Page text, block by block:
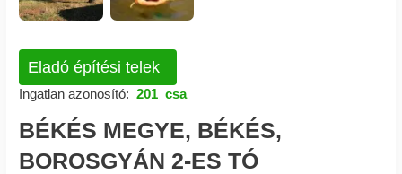
Eladó építési telek
Ingatlan azonosító: 201_csa
BÉKÉS MEGYE, BÉKÉS,
BOROSGYÁN 2-ES TÓ